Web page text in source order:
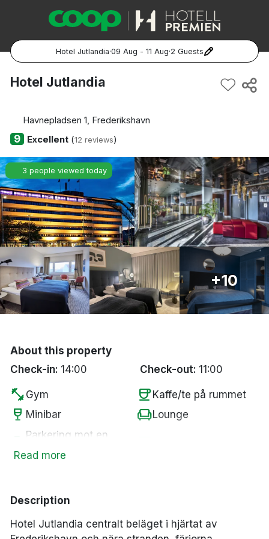
Hotel Jutlandia·09 Aug - 11 Aug·2 Guests
Popular Destinations:
Göteborg
Malmö
Hela Norge
Oslo
Bergen
Hela Danmark
Hotel Jutlandia
Havnepladsen 1, Frederikshavn
9 Excellent(12 reviews)
3 people viewed today
+10
About this property
Check-in: 14:00 Check-out: 11:00
fitness_center Gym coffeeKaffe/te på rummet
wine_bar Minibar chairLounge
Parkering mot en
kostnad
smoke_freeRökfria rum
Read more
Description
Hotel Jutlandia centralt beläget i hjärtat av